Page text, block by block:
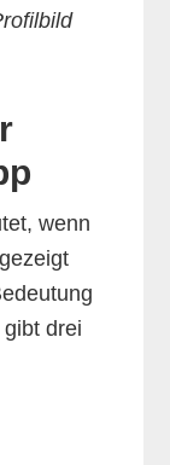
wenn
drei